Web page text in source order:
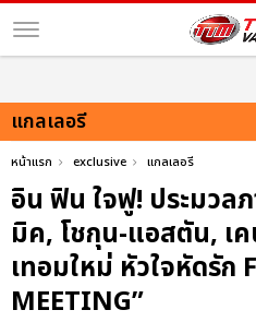
แกลเลอรี
หน้าแรก exclusive แกลเลอรี
อิน ฟิน ใจฟู! ประมวล
มิค, โชกุน-แอสตัน, เ
เทอมใหม่ หัวใจหัดรัก
MEETING”